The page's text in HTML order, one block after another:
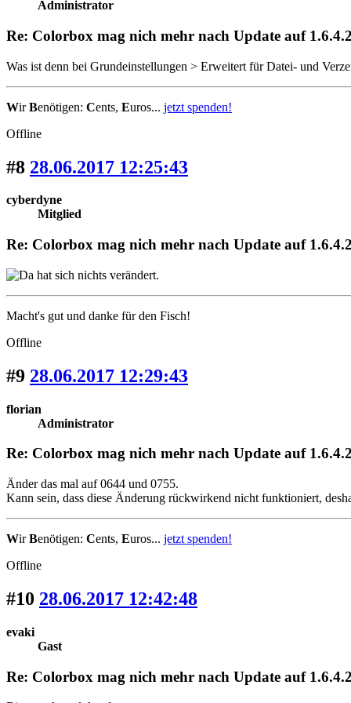
Administrator
Re: Colorbox mag nich mehr nach Update auf
Was ist denn bei Grundeinstellungen > Erweitert für Datei- und
WirBenötigen: Cents, Euros... jetzt spenden!
Offline
#8 28.06.2017 12:25:43
cyberdyne
Mitglied
Re: Colorbox mag nich mehr nach Update auf
Macht's gut und danke für den Fisch!
Offline
#9 28.06.2017 12:29:43
florian
Administrator
Re: Colorbox mag nich mehr nach Update auf
Änder das mal auf 0644 und 0755.
Kann sein, dass diese Änderung rückwirkend nicht funktioniert,
WirBenötigen: Cents, Euros... jetzt spenden!
Offline
#10 28.06.2017 12:42:48
evaki
Gast
Re: Colorbox mag nich mehr nach Update auf